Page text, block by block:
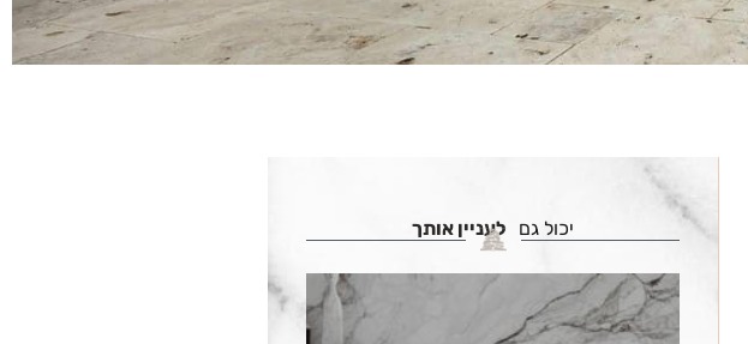
יכול גם לעניין אותך